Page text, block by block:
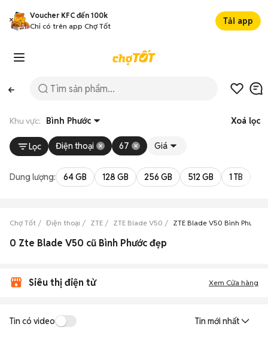
Voucher KFC đến 100k
Chỉ có trên app Chợ Tốt
Tải app
Khu vực: Bình Phước Xoá lọc
Lọc Điện thoại 67 Giá
Dung lượng: 64 GB 128 GB 256 GB 512 GB 1 TB
Chợ Tốt Điện thoại ZTE ZTE Blade V50 ZTE Blade V50 Bình Phước
0 Zte Blade V50 cũ Bình Phước đẹp
Siêu thị điện tử Xem Cửa hàng
Tin có video Tin mới nhất